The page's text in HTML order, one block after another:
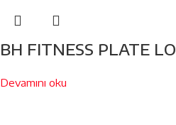
BH FITNESS PLATE
Devamını oku